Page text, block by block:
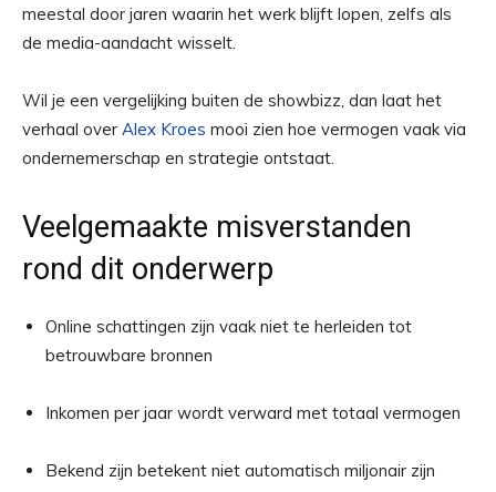
meestal door jaren waarin het werk blijft lopen, zelfs als
de media-aandacht wisselt.
Wil je een vergelijking buiten de showbizz, dan laat het
verhaal over Alex Kroes mooi zien hoe vermogen vaak via
ondernemerschap en strategie ontstaat.
Veelgemaakte misverstanden
rond dit onderwerp
Online schattingen zijn vaak niet te herleiden tot
betrouwbare bronnen
Inkomen per jaar wordt verward met totaal vermogen
Bekend zijn betekent niet automatisch miljonair zijn